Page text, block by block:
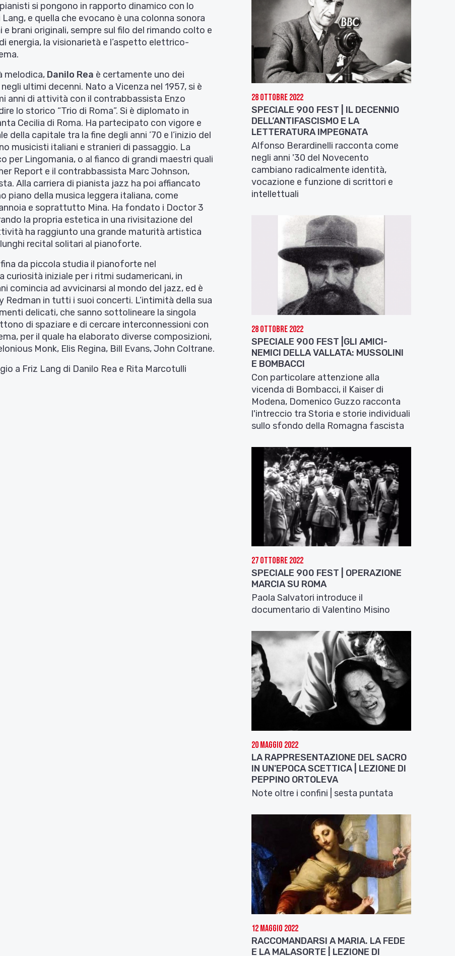
si pongono in rapporto dinamico con lo
e quella che evocano è una colonna sonora
brani originali, sempre sul filo del rimando colto e
energia, la visionarietà e l’aspetto elettrico-
melodica, Danilo Rea è certamente uno dei
ultimi decenni. Nato a Vicenza nel 1957, si è
anni di attività con il contrabbassista Enzo
lo storico “Trio di Roma”. Si è diplomato in
Cecilia di Roma. Ha partecipato con vigore e
capitale tra la fine degli anni ’70 e l’inizio del
musicisti italiani e stranieri di passaggio. La
per Lingomania, o al fianco di grandi maestri quali
Report e il contrabbassista Marc Johnson,
Alla carriera di pianista jazz ha poi affiancato
della musica leggera italiana, come
e soprattutto Mina. Ha fondato i Doctor 3
la propria estetica in una rivisitazione del
ha raggiunto una grande maturità artistica
recital solitari al pianoforte.
da piccola studia il pianoforte nel
curiosità iniziale per i ritmi sudamericani, in
comincia ad avvicinarsi al mondo del jazz, ed è
in tutti i suoi concerti. L’intimità della sua
delicati, che sanno sottolineare la singola
di spaziare e di cercare interconnessioni con
per il quale ha elaborato diverse composizioni,
Monk, Elis Regina, Bill Evans, John Coltrane.
a Friz Lang di Danilo Rea e Rita Marcotulli
28 Ottobre 2022
SPECIALE 900 FEST | IL DECENNIO
DELL’ANTIFASCISMO E LA
LETTERATURA IMPEGNATA
Alfonso Berardinelli racconta come
negli anni '30 del Novecento
cambiano radicalmente identità,
vocazione e funzione di scrittori e
intellettuali
28 Ottobre 2022
SPECIALE 900 FEST |GLI AMICI-
NEMICI DELLA VALLATA: MUSSOLINI
E BOMBACCI
Con particolare attenzione alla
vicenda di Bombacci, il Kaiser di
Modena, Domenico Guzzo racconta
l'intreccio tra Storia e storie individuali
sullo sfondo della Romagna fascista
27 Ottobre 2022
SPECIALE 900 FEST | OPERAZIONE
MARCIA SU ROMA
Paola Salvatori introduce il
documentario di Valentino Misino
20 Maggio 2022
LA RAPPRESENTAZIONE DEL SACRO
IN UN'EPOCA SCETTICA | LEZIONE DI
PEPPINO ORTOLEVA
Note oltre i confini | sesta puntata
12 Maggio 2022
RACCOMANDARSI A MARIA. LA FEDE
E LA MALASORTE | LEZIONE DI